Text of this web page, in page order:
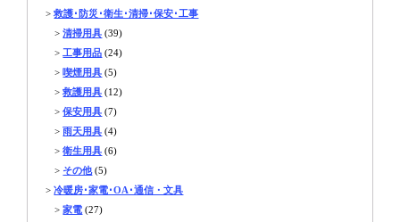
>救護･防災･衛生･清掃･保安･工事
>清掃用具 (39)
> 工事用品 (24)
>喫煙用具 (5)
>救護用具 (12)
>保安用具 (7)
>雨天用具 (4)
>衛生用具 (6)
> その他(5)
>冷暖房･家電･OA･通信・文具
>家電 (27)